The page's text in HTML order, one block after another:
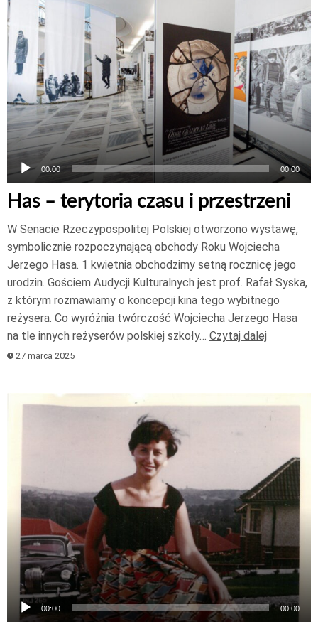
plików
dźwiękowych
00:00 00:00
Has – terytoria czasu i przestrzeni
W Senacie Rzeczypospolitej Polskiej otworzono wystawę,
symbolicznie rozpoczynającą obchody Roku Wojciecha
Jerzego Hasa. 1 kwietnia obchodzimy setną rocznicę jego
urodzin. Gościem Audycji Kulturalnych jest prof. Rafał Syska,
z którym rozmawiamy o koncepcji kina tego wybitnego
reżysera. Co wyróżnia twórczość Wojciecha Jerzego Hasa
na tle innych reżyserów polskiej szkoły… Czytaj dalej
27 marca 2025
Odtwarzacz
00:00 00:00